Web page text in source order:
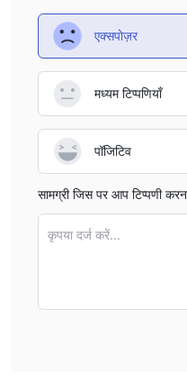
लाइसेंस प्राप्त संस्थान के लिए ईमेल
'कोई साझा नहीं' का निर्देश इसके
लाभ और हानि
विविध बाजार उपकरण: विदेशी मुद्रा,
है, ट्रेडर्स के लिए विकल्पों की एक
बनाता है।
डेमो खाता विकल्प: प्रैक्टिस ट्रेडिंग के
एक्सपोज़र
मध्यम टिप्पणियाँ
पॉजिटिव
सामग्री जिस पर आप टिप्पणी
कृपया दर्ज करें...